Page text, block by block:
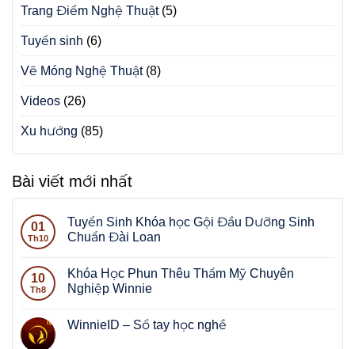
Trang Điểm Nghệ Thuật(5)
Tuyển sinh (6)
Vẽ Móng Nghệ Thuật(8)
Videos (26)
Xu hướng (85)
Bài viết mới nhất
01
Th10
Tuyển Sinh Khóa học Gội Đầu Dưỡng Sinh
Chuẩn Đài Loan
10
Th8
Khóa Học Phun Thêu Thẩm Mỹ Chuyên
Nghiệp Winnie
WinnieID – Sổ tay học nghề